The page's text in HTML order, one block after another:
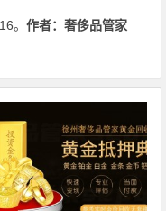
。作者：奢侈品管家